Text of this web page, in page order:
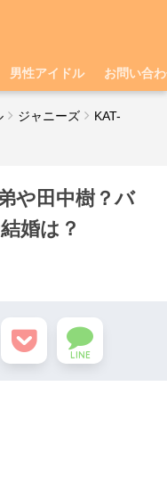
男性アイドル お問い合
ジャニーズ
KAT-
や田中樹？バ
婚は？
LINE